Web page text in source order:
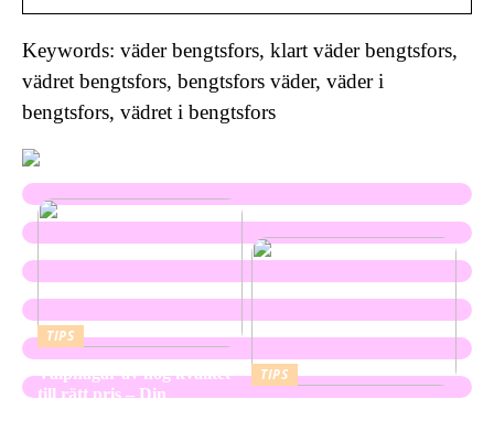
Keywords: väder bengtsfors, klart väder bengtsfors,
vädret bengtsfors, bengtsfors väder, väder i
bengtsfors, vädret i bengtsfors
TIPS
Valphagar av hög kvalitet
till rätt pris – Din
TIPS